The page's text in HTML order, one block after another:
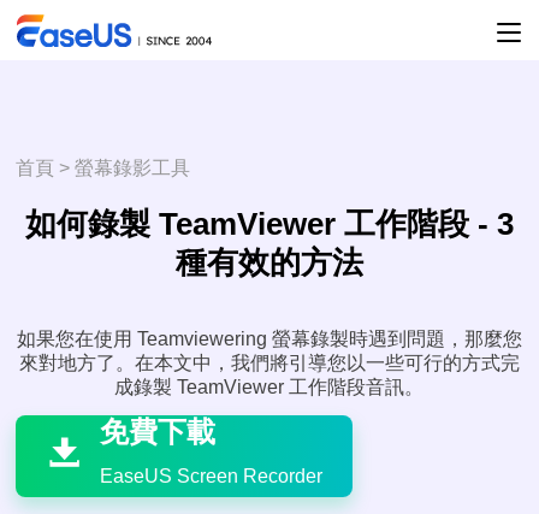
首頁 >螢幕錄影工具
如何錄製 TeamViewer 工作階段 - 3
種有效的方法
如果您在使用 Teamviewering 螢幕錄製時遇到問題，那麼您
來對地方了。在本文中，我們將引導您以一些可行的方式完
成錄製 TeamViewer 工作階段音訊。


免費下載
EaseUS Screen Recorder